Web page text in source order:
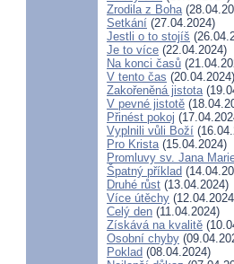
Zrodila z Boha
Setkání (27.04.2024)
Jestli o to stojíš
Je to více (22.04.2024)
Na konci časů
V tento čas (20.04.2024)
Zakořeněná jistota
V pevné jistotě
Přinést pokoj
Vyplnili vůli Boží
Pro Krista(15.04.2024)
Promluvy sv. Jana
Špatný příklad
Druhé růst (13.04.2024)
Více útěchy
Celý den (11.04.2024)
Získává na kvalitě
Osobní chyby
Poklad (08.04.2024)